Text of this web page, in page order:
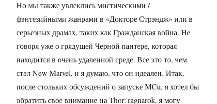
Но мы также увлеклись мистическими /
фэнтезийными жанрами в «Докторе Стрэндж» или в
серьезных драмах, таких как Гражданская война. Не
говоря уже о грядущей Черной пантере, которая
находится в очень удаленной среде. Все это то, чем
стал New Marvel, и я думаю, что он идеален. Итак,
после стольких обсуждений о запуске MCu, я хотел бы
обратить свое внимание на Thor: ragnarok, я могу